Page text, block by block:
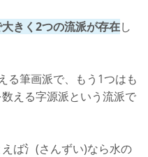
きく2つの流派が存在し
る筆画派で、もう1つはも
える字源派という流派で
ば氵(さんずい)なら水の